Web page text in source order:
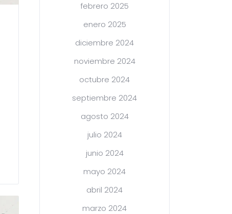
febrero 2025
enero 2025
diciembre 2024
noviembre 2024
octubre 2024
septiembre 2024
agosto 2024
julio 2024
junio 2024
mayo 2024
abril 2024
marzo 2024